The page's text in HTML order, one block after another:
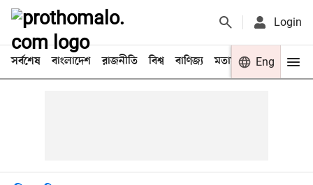
Login
সর্বশেষ বাংলাদেশ রাজনীতি বিশ্ব বাণিজ্য মতামত খেলা
Eng